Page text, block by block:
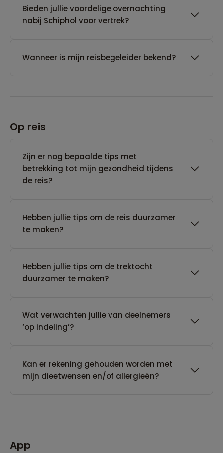
Bieden jullie voordelige overnachting
nabij Schiphol voor vertrek?
Wanneer is mijn reisbegeleider bekend?
Op reis
Zijn er nog bepaalde tips met
betrekking tot mijn gezondheid tijdens
de reis?
Hebben jullie tips om de reis duurzamer
te maken?
Hebben jullie tips om de trektocht
duurzamer te maken?
Wat verwachten jullie van deelnemers
‘op indeling’?
Kan er rekening gehouden worden met
mijn dieetwensen en/of allergieën?
App